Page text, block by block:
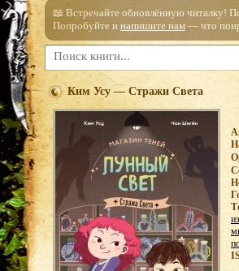
📖 Встречайте обновлённую читалку!
Попробуйте и напишите нам — что
Ким Усу — Стражи Света